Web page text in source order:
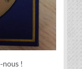
nous !